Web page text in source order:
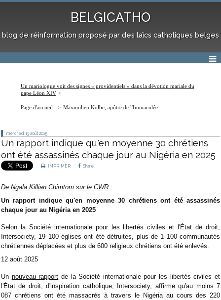
BELGICATHO
blog de réinformation proposé par des laïcs catholiques belges
Un mariologue voit des signes « providentiels » dans la dévotion mariale du
pape Léon XIV
Page d'accueil Maximilien Kolbe, apôtre de l'Immaculée
mercredi 13 août 2025
Un rapport indique qu'en moyenne 30 chrétiens
ont été assassinés chaque jour au Nigéria en 2025
IMPRIMER Share
De Ngala Killian Chimtom sur le CWR :
Un rapport indique qu'en moyenne 30 chrétiens ont été assassinés
chaque jour au Nigéria en 2025
Selon la Société internationale pour les libertés civiles et l'État de droit,
Intersociety, 19 100 églises ont été détruites, plus de 1 100 communautés
chrétiennes déplacées et plus de 600 religieux chrétiens ont été enlevés.
12 août 2025
Un nouveau rapport de la Société internationale pour les libertés civiles et
l'État de droit, d'inspiration catholique, Intersociety, affirme qu'au moins 7
087 chrétiens ont été massacrés à travers le Nigéria au cours des 220